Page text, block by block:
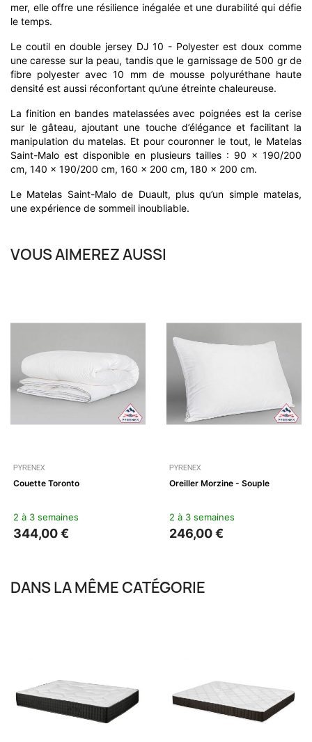
mer, elle offre une résilience inégalée et une durabilité qui défie
le temps.
Le coutil en double jersey DJ 10 - Polyester est doux comme
une caresse sur la peau, tandis que le garnissage de 500 gr de
fibre polyester avec 10 mm de mousse polyuréthane haute
densité est aussi réconfortant qu’une étreinte chaleureuse.
La finition en bandes matelassées avec poignées est la cerise
sur le gâteau, ajoutant une touche d’élégance et facilitant la
manipulation du matelas. Et pour couronner le tout, le Matelas
Saint-Malo est disponible en plusieurs tailles : 90 x 190/200
cm, 140 x 190/200 cm, 160 x 200 cm, 180 x 200 cm.
Le Matelas Saint-Malo de Duault, plus qu’un simple matelas,
une expérience de sommeil inoubliable.
VOUS AIMEREZ AUSSI
PYRENEX
Couette Toronto
2 à 3 semaines
344,00 €
PYRENEX
Oreiller Morzine - Souple
2 à 3 semaines
246,00 €
DANS LA MÊME CATÉGORIE